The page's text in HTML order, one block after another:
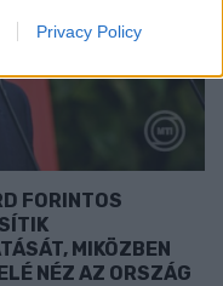
Privacy Policy
FORINTOS
MIKÖZBEN
NÉZ AZ ORSZÁG